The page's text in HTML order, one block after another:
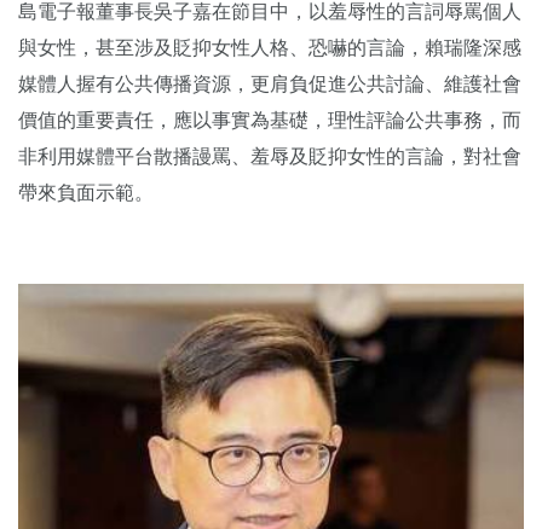
島電子報董事長吳子嘉在節目中，以羞辱性的言詞辱罵個人
與女性，甚至涉及貶抑女性人格、恐嚇的言論，賴瑞隆深感
媒體人握有公共傳播資源，更肩負促進公共討論、維護社會
價值的重要責任，應以事實為基礎，理性評論公共事務，而
非利用媒體平台散播謾罵、羞辱及貶抑女性的言論，對社會
帶來負面示範。